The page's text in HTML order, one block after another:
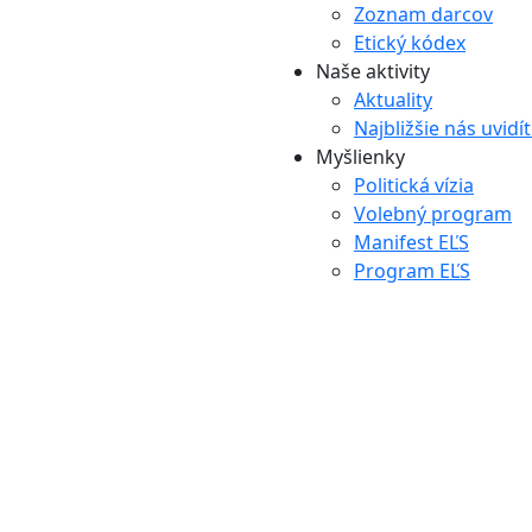
Zoznam darcov
Etický kódex
Naše aktivity
Aktuality
Najbližšie nás
Myšlienky
Politická vízia
Volebný program
Manifest EĽS
Program EĽS